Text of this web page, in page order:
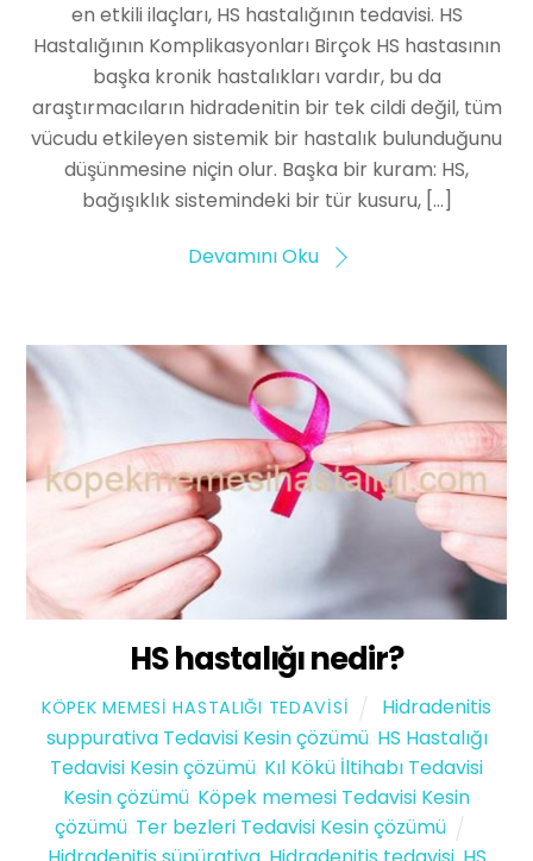
en etkili ilaçları, HS hastalığının tedavisi. HS
Hastalığının Komplikasyonları Birçok HS hastasının
başka kronik hastalıkları vardır, bu da
araştırmacıların hidradenitin bir tek cildi değil, tüm
vücudu etkileyen sistemik bir hastalık bulunduğunu
düşünmesine niçin olur. Başka bir kuram: HS,
bağışıklık sistemindeki bir tür kusuru, […]
Devamını Oku
HS hastalığı nedir?
KÖPEK MEMESI HASTALIĞI TEDAVISI
Hidradenitis
suppurativa Tedavisi Kesin çözümü, HS Hastalığı
Tedavisi Kesin çözümü Kıl Kökü İltihabı Tedavisi
Kesin çözümü Köpek memesi Tedavisi Kesin
çözümü, Ter bezleri Tedavisi Kesin çözümü